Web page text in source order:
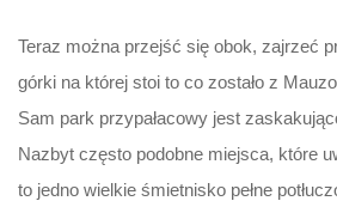
Teraz można przejść się obok, zajrzeć
górki na której stoi to co zostało z
Sam park przypałacowy jest
Nazbyt często podobne miejsca, które
to jedno wielkie śmietnisko pełne